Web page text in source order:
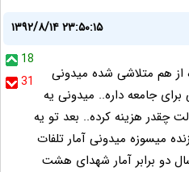
۱۳۹۲/۸/۱۴ ۲۳:۵۰:۱۵
18
31
از هم متلاشی شده میدونی
جامعه داره.. میدونی یه
چقدر هزینه کرده.. بعد تو یه
تو پژو 405 زنده زنده میسوزه میدونی آمار تلفات
دو برابر آمار شهدای هشت